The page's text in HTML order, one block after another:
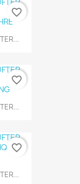
favorite_border
favorite_border
favorite_border